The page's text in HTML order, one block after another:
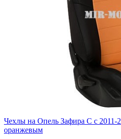
Чехлы на Опель Зафира С с 2011-
оранжевым